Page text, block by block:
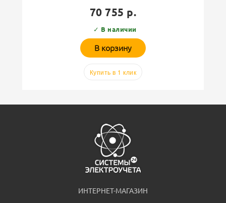
70 755 р.
✓ В наличии
В корзину
Купить в 1 клик
ИНТЕРНЕТ-МАГАЗИН